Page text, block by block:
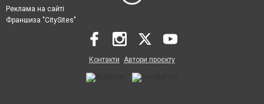
Реклама на сайті
Франшиза "CitySites"
Контакти Автори проєкту